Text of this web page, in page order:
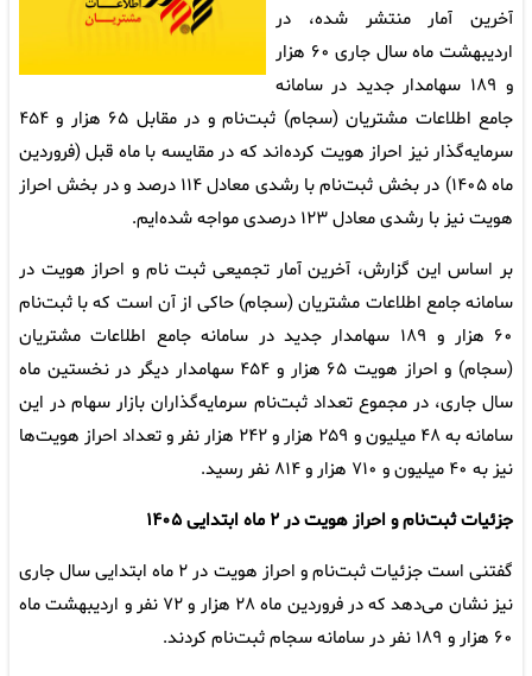
آخرین آمار منتشر شده، در
اردیبهشت ماه سال جاری ۶۰ هزار
و ۱۸۹ سهامدار جدید در سامانه
جامع اطلاعات مشتریان (سجام) ثبت‌نام و در مقابل ۶۵ هزار و ۴۵۴
سرمایه‌گذار نیز احراز هویت کرده‌اند که در مقایسه با ماه قبل (فروردین
ماه ۱۴۰۵) در بخش ثبت‌نام با رشدی معادل ۱۱۴ درصد و در بخش احراز
هویت نیز با رشدی معادل ۱۲۳ درصدی مواجه شده‌ایم.
بر اساس این گزارش، آخرین آمار تجمیعی ثبت نام و احراز هویت در
سامانه جامع اطلاعات مشتریان (سجام) حاکی از آن است که با ثبت‌نام
۶۰ هزار و ۱۸۹ سهامدار جدید در سامانه جامع اطلاعات مشتریان
(سجام) و احراز هویت ۶۵ هزار و ۴۵۴ سهامدار دیگر در نخستین ماه
سال جاری، در مجموع تعداد ثبت‌نام سرمایه‌گذاران بازار سهام در این
سامانه به ۴۸ میلیون و ۲۵۹ هزار و ۲۴۲ هزار نفر و تعداد احراز هویت‌ها
نیز به ۴۰ میلیون و ۷۱۰ هزار و ۸۱۴ نفر رسید.
جزئیات ثبت‌نام و احراز هویت در ۲ ماه ابتدایی ۱۴۰۵
گفتنی است جزئیات ثبت‌نام و احراز هویت در ۲ ماه ابتدایی سال جاری
نیز نشان می‌دهد که در فروردین ماه ۲۸ هزار و ۷۲ نفر و اردیبهشت ماه
۶۰ هزار و ۱۸۹ نفر در سامانه سجام ثبت‌نام کردند.